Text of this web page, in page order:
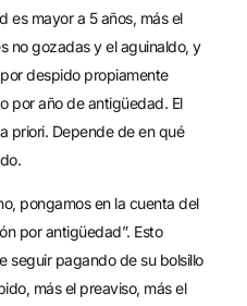
es mayor a 5 años, más el
no gozadas y el aguinaldo, y
despido propiamente
por año de antigüedad. El
priori. Depende de en qué
pongamos en la cuenta del
por antigüedad”. Esto
seguir pagando de su bolsillo
más el preaviso, más el